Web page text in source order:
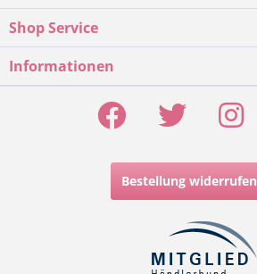
Shop Service
Informationen
Bestellung widerrufen